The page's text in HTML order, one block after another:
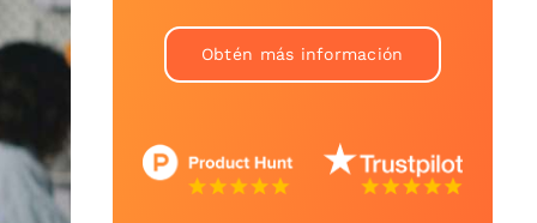
Obtén más información